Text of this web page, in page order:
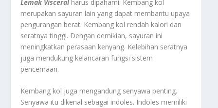
Lemak Visceral harus dipahami. Kembang kol
merupakan sayuran lain yang dapat membantu upaya
pengurangan berat. Kembang kol rendah kalori dan
seratnya tinggi. Dengan demikian, sayuran ini
meningkatkan perasaan kenyang. Kelebihan seratnya
juga mendukung kelancaran fungsi sistem
pencernaan.
Kembang kol juga mengandung senyawa penting.
Senyawa itu dikenal sebagai indoles. Indoles memiliki